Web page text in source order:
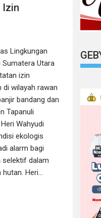
Izin
Lingkungan
Sumatera Utara
izin
wilayah rawan
bandang dan
Tapanuli
Wahyudi
ekologis
alarm bagi
selektif dalam
hutan. Heri…